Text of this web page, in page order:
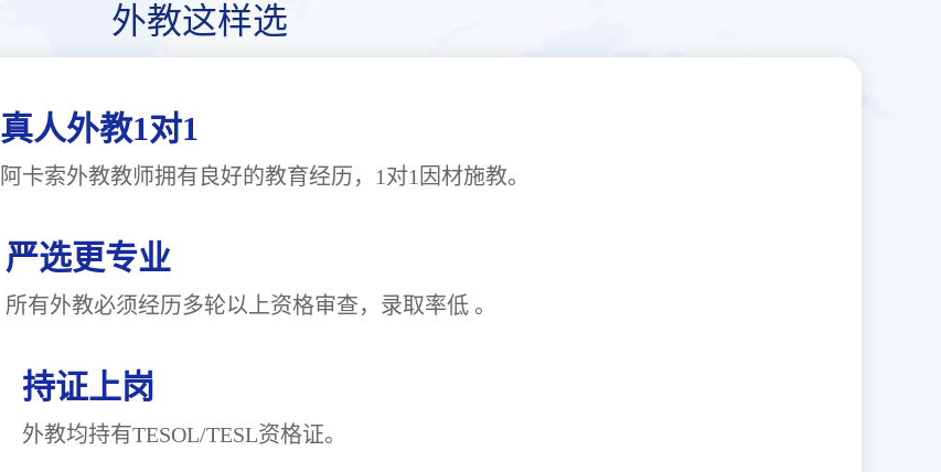
外教这样选
真人外教1对1
阿卡索外教教师拥有良好的教育经历，1对1因材施教。
严选更专业
所有外教必须经历多轮以上资格审查，录取率低 。
持证上岗
外教均持有TESOL/TESL资格证。